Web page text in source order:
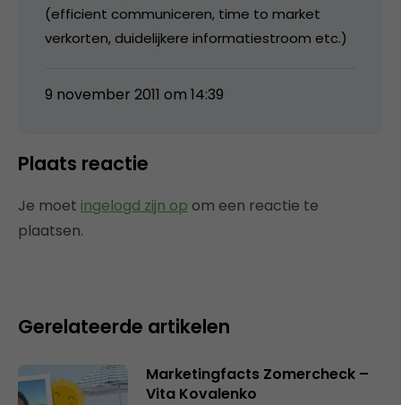
(efficient communiceren, time to market
verkorten, duidelijkere informatiestroom etc.)
9 november 2011 om 14:39
Plaats reactie
Je moet ingelogd zijn op om een reactie te
plaatsen.
Gerelateerde artikelen
Marketingfacts Zomercheck –
Vita Kovalenko